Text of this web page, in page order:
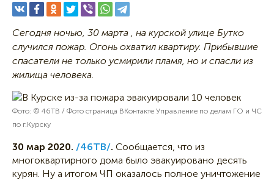
Сегодня ночью, 30 марта , на курской улице Бутко
случился пожар. Огонь охватил квартиру. Прибывшие
спасатели не только усмирили пламя, но и спасли из
жилища человека.
Фото: © 46ТВ / Фото страница ВКонтакте Управление по делам ГО и ЧС
по г.Курску
30 мар 2020. /46ТВ/. Сообщается, что из
многоквартирного дома было эвакуировано десять
курян. Ну а итогом ЧП оказалось полное уничтожение